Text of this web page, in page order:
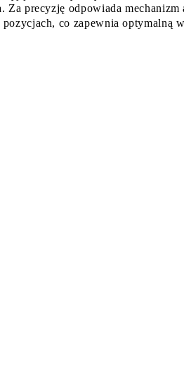
precyzję odpowiada
co zapewnia optymalną